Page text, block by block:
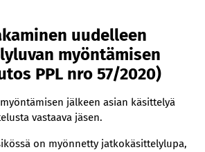
uudelleen
myöntämisen
PPL nro 57/2020)
jälkeen asian käsittelyä
vastaava jäsen.
on myönnetty jatkokäsittelylupa,